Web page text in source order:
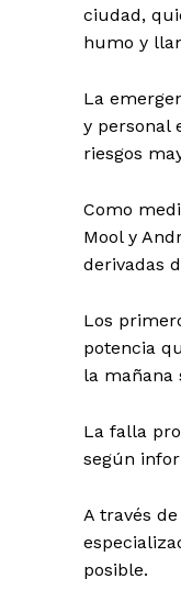
ciudad,
humo y
La
y personal
riesgos
Como
Mool y
derivadas
Los
potencia
la mañana
La falla
según
A través
posible.